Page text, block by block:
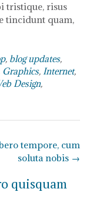
tristique, risus
tincidunt quam,
, blog updates,
Graphics, Internet,
Design,
tempore, cum
soluta nobis →
quisquam